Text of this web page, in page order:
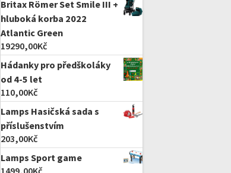
Britax Römer Set Smile III +
hluboká korba 2022
Atlantic Green
19290,00Kč
Hádanky pro předškoláky
od 4-5 let
110,00Kč
Lamps Hasičská sada s
příslušenstvím
203,00Kč
Lamps Sport game